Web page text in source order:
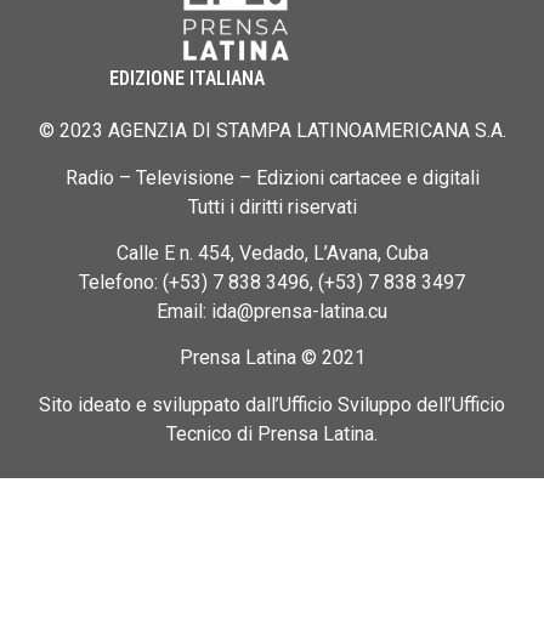
EDIZIONE ITALIANA
© 2023 AGENZIA DI STAMPA LATINOAMERICANA S.A.
Radio – Televisione – Edizioni cartacee e digitali
Tutti i diritti riservati
Calle E n. 454, Vedado, L’Avana, Cuba
Telefono: (+53) 7 838 3496, (+53) 7 838 3497
Email: ida@prensa-latina.cu
Prensa Latina © 2021
Sito ideato e sviluppato dall’Ufficio Sviluppo dell’Ufficio
Tecnico di Prensa Latina.